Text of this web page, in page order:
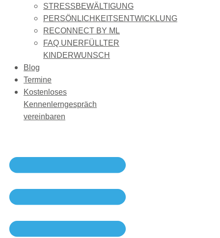
STRESSBEWÄLTIGUNG
PERSÖNLICHKEITSENTWICKLUNG
RECONNECT BY ML
FAQ UNERFÜLLTER
KINDERWUNSCH
Blog
Termine
Kostenloses
Kennenlerngespräch
vereinbaren